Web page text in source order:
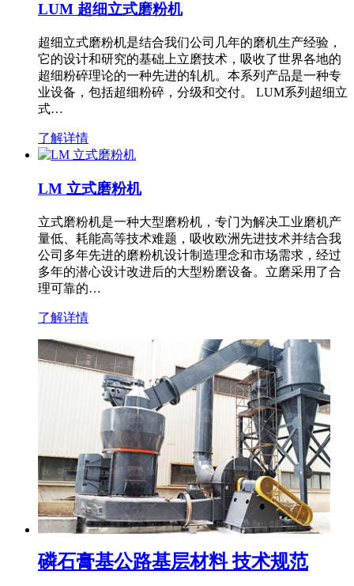
LUM 超细立式磨粉机
超细立式磨粉机是结合我们公司几年的磨机生产经验，
它的设计和研究的基础上立磨技术，吸收了世界各地的
超细粉碎理论的一种先进的轧机。本系列产品是一种专
业设备，包括超细粉碎，分级和交付。 LUM系列超细立
式…
了解详情
LM 立式磨粉机
立式磨粉机是一种大型磨粉机，专门为解决工业磨机产
量低、耗能高等技术难题，吸收欧洲先进技术并结合我
公司多年先进的磨粉机设计制造理念和市场需求，经过
多年的潜心设计改进后的大型粉磨设备。立磨采用了合
理可靠的…
了解详情
磷石膏基公路基层材料 技术规范